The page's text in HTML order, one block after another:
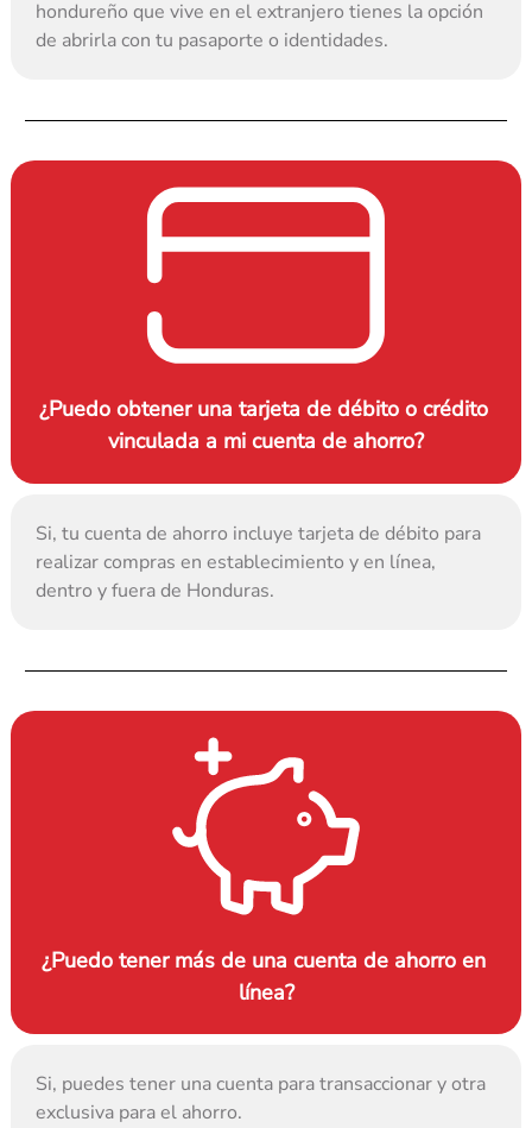
hondureño que vive en el extranjero tienes la opción
de abrirla con tu pasaporte o identidades.
¿Puedo obtener una tarjeta de débito o crédito
vinculada a mi cuenta de ahorro?
Si, tu cuenta de ahorro incluye tarjeta de débito para
realizar compras en establecimiento y en línea,
dentro y fuera de Honduras.
¿Puedo tener más de una cuenta de ahorro en
línea?
Si, puedes tener una cuenta para transaccionar y otra
exclusiva para el ahorro.